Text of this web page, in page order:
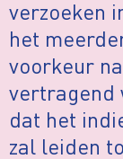
verzoeken
het
voorkeur
vertragend
dat het
zal leiden